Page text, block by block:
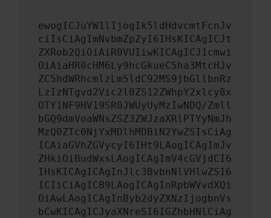
ewogICJuYW1lIjogIk5ldHdvcmtFcnJv
ciIsCiAgImNvbmZpZyI6IHsKICAgICJt
ZXRob2QiOiAiR0VUIiwKICAgICJ1cmwi
OiAiaHR0cHM6Ly9hcGkueC5ha3MtcHJv
ZC5hdWRhcmlzLm5ldC92MS9jbGllbnRz
LzIzNTgvd2Vic2l0ZS12ZWhpY2xlcy8x
OTY1NF9HV19SR0JWUyUyMzIwNDQ/Zmll
bGQ9dmVoaWNsZSZ3ZWJzaXRlPTYyNmJh
MzQ0ZTc0NjYxMDlhMDBiN2YwZSIsCiAg
ICAiaGVhZGVycyI6IHt9LAogICAgImJv
ZHkiOiBudWxsLAogICAgImV4cGVjdCI6
IHsKICAgICAgInJlc3BvbnNlVHlwZSI6
ICIiCiAgICB9LAogICAgInRpbWVvdXQi
OiAwLAogICAgInByb2dyZXNzIjogbnVs
bCwKICAgICJyaXNreSI6IGZhbHNlCiAg